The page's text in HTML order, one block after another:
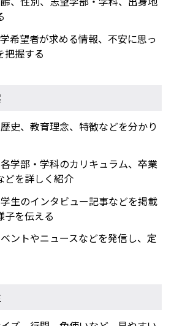
希望者が求める情報、不安に思っ
把握する
史、教育理念、特徴などを分かり
各学部・学科のカリキュラム、卒業
どを詳しく紹介
生のインタビュー記事などを掲載
子を伝える
ントやニュースなどを発信し、定